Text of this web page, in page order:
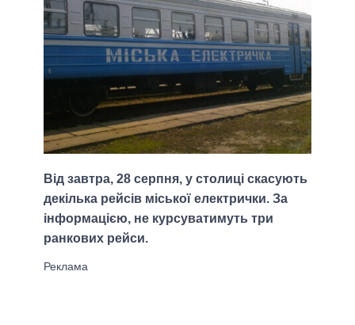
Від завтра, 28 серпня, у столиці скасують
декілька рейсів міської електрички. За
інформацією, не курсуватимуть три
ранкових рейси.